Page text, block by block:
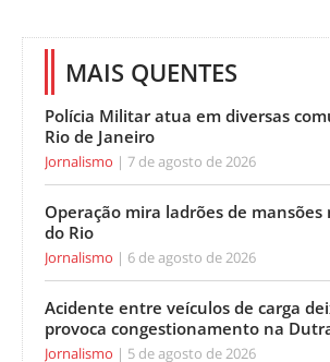
MAIS QUENTES
Polícia Militar atua em diversas
Rio de Janeiro
Jornalismo 7 de agosto de 2026
Operação mira ladrões de mansões
do Rio
Jornalismo 6 de agosto de 2026
Acidente entre veículos de carga
provoca congestionamento na
Jornalismo 5 de agosto de 2026